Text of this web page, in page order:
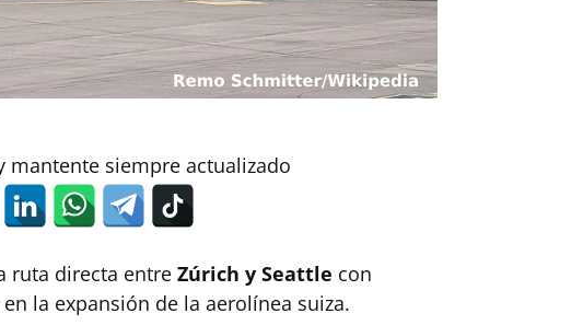
mantente siempre actualizado
ruta directa entre Zúrich y Seattle con
la expansión de la aerolínea suiza.